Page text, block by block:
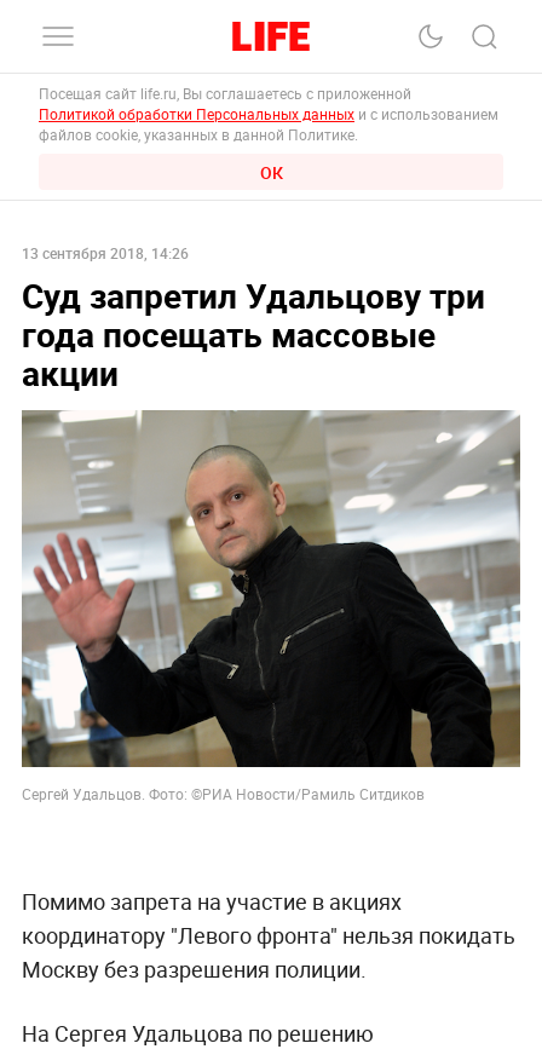
Посещая сайт life.ru, Вы соглашаетесь с приложенной
Политикой обработки Персональных данных и с использованием
файлов cookie, указанных в данной Политике.
ОК
13 сентября 2018, 14:26
Суд запретил Удальцову три
года посещать массовые
акции
Сергей Удальцов. Фото: ©РИА Новости/Рамиль Ситдиков
Помимо запрета на участие в акциях
координатору "Левого фронта" нельзя покидать
Москву без разрешения полиции.
На Сергея Удальцова по решению